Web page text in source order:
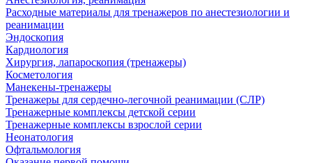
Расходные материалы для тренажеров по анестезиологии и
реанимации
Эндоскопия
Кардиология
Хирургия, лапароскопия (тренажеры)
Косметология
Манекены-тренажеры
Тренажеры для сердечно-легочной реанимации (СЛР)
Тренажерные комплексы детской серии
Тренажерные комплексы взрослой серии
Неонатология
Офтальмология